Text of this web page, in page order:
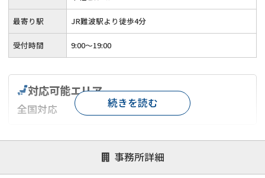
最寄り駅 JR難波駅より徒歩4分
受付時間 9:00～19:00
事務所詳細
対応可能エリア
全国対応
対応が親身 オンライン面談可能
レスポンスが早い
1億円以上の買取可
続きを読む